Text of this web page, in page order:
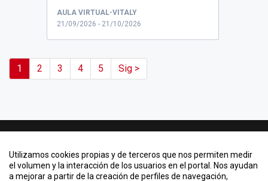
Utilizamos cookies propias y de terceros que nos permiten medir
el volumen y la interacción de los usuarios en el portal. Nos ayudan
a mejorar a partir de la creación de perfiles de navegación,
CURSO PRL PARA PERSONAL DE LA
URJC...
AULA VIRTUAL-VITALY
21/09/2026 - 21/10/2026
1 2 3 4 5 Sig >
Quiero crear un evento